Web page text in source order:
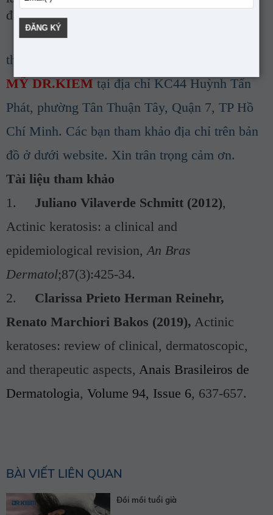
điều trị thẩm mỹ cao nhất và an toàn nhất.
Mọi thông tin chi tiết xin liên hệ số điện
thoại
MỸ DR.KIEM tại địa chỉ KC44 Huỳnh Tấn
Phát, phường Tân Thuận Tây, Quận 7, TP Hồ
Chí Minh. Các bạn tham khảo địa chỉ trên bản
đồ ở dưới website. Xin trân trọng cảm ơn.
Tài liệu tham khảo
1.
Juliano Vilaverde Schmitt (2012),
Actinic keratosis: a clinical and
epidemiological revision,An Bras
Dermatol;87(3):425-34.
2.
Clarissa Prieto Herman Reinehr,
Renato Marchiori Bakos (2019), Actinic
keratoses: review of clinical, dermatoscopic,
and therapeutic aspects, Anais Brasileiros de
Dermatologia, Volume 94, Issue 6, 637-657.
BÀI VIẾT LIÊN QUAN
Đồi mồi tuổi già